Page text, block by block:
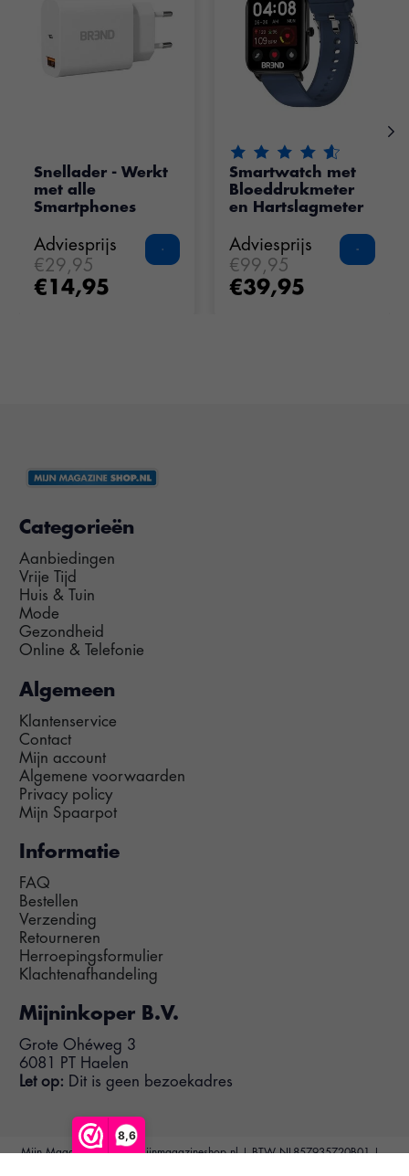
8,6
Snellader - Werkt
met alle
Smartphones
Adviesprijs
€29,95
€14,95
De beoordeling van dit
Smartwatch met
Bloeddrukmeter
en Hartslagmeter
Adviesprijs
€99,95
€39,95
Categorieën
Aanbiedingen
Vrije Tijd
Huis & Tuin
Mode
Gezondheid
Online & Telefonie
Algemeen
Klantenservice
Contact
Mijn account
Algemene voorwaarden
Privacy policy
Mijn Spaarpot
Informatie
FAQ
Bestellen
Verzending
Retourneren
Herroepingsformulier
Klachtenafhandeling
Mijninkoper B.V.
Grote Ohéweg 3
6081 PT Haelen
Let op: Dit is geen bezoekadres
Mijn Magazine Shop | Mijnmagazineshop.nl | BTW NL857935720B01 |